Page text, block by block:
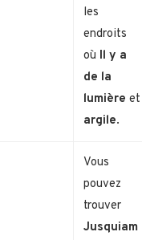
les
endroits
où Il y a
de la
lumière et
argile.
Vous
pouvez
trouver
Jusquiam